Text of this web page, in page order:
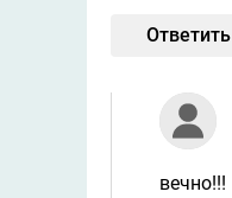
Ответить
вечно!!!